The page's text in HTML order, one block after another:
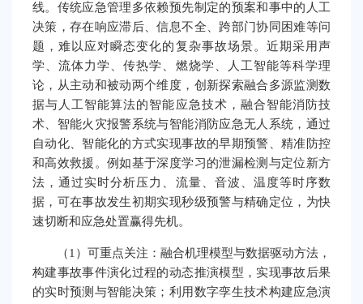
线。传统应急管理多依赖预先制定的预案和事中的人工
决策，存在响应滞后、信息不全、跨部门协同困难等问
题，难以应对瞬态变化的复杂事故场景。近期采用声
学、流体力学、传热学、燃烧学、人工智能等科学理
论，从主动和被动两个维度，创新探索融合多源监测数
据与人工智能算法的智能应急技术，融合智能消防技
术、智能火灾报警系统与智能消防应急无人系统，通过
自动化、智能化的方式实现事故的早期预警、精准防控
和高效救援。例如基于深度学习的泄漏检测与定位新方
法，通过实时分析压力、流量、音波、温度等时序数
据，可在事故发生初期实现秒级预警与精确定位，为快
速切断和应急处置赢得先机。
（1）可重点关注：融合机理模型与数据驱动方法，
构建事故事件演化过程的动态推演模型，实现事故后果
的实时预测与智能决策；利用数字孪生技术构建应急演